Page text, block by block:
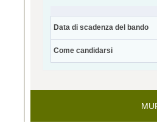
Data di scadenza del bando
Come candidarsi